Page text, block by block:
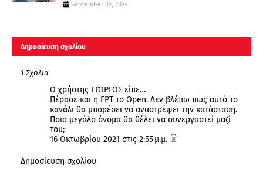
September 02, 2024
Δημοσίευση σχολίου
1 Σχόλια
Ο χρήστης ΓΙΏΡΓΟΣ είπε…
Πέρασε και η ΕΡΤ το Open. Δεν βλέπω πως αυτό το
κανάλι θα μπορέσει να αναστρέψει την κατάσταση.
Ποιο μεγάλο όνομα θα θέλει να συνεργαστεί μαζί
του;
16 Οκτωβρίου 2021 στις 2:55 μ.μ.
Δημοσίευση σχολίου